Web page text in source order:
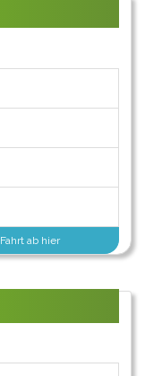
Fahrt ab hier